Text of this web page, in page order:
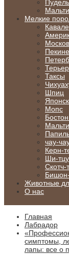
Пудель
Мелкие
Терьер
Таксы
Шпиц
Мопс
чау-
Керн-
Ши-тцу
Скотч-
Животные
О нас
Главная
Лабрадор
симптомы,
лапы: все о